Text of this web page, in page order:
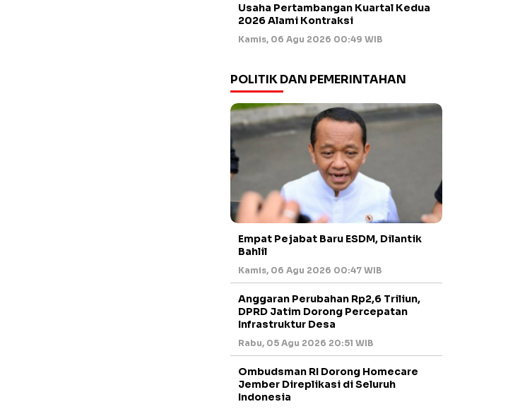
Usaha Pertambangan Kuartal Kedua
2026 Alami Kontraksi
Kamis, 06 Agu 2026 00:49 WIB
POLITIK DAN PEMERINTAHAN
Empat Pejabat Baru ESDM, Dilantik
Bahlil
Kamis, 06 Agu 2026 00:47 WIB
Anggaran Perubahan Rp2,6 Triliun,
DPRD Jatim Dorong Percepatan
Infrastruktur Desa
Rabu, 05 Agu 2026 20:51 WIB
Ombudsman RI Dorong Homecare
Jember Direplikasi di Seluruh
Indonesia